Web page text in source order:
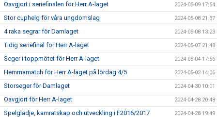
Oavgjort i seriefinalen för Herr A-laget 2024-05-09 17:54
Stor cuphelg för våra ungdomslag 2024-05-08 21:37
4 raka segrar för Damlaget 2024-05-08 13:23
Tidig seriefinal för Herr A-laget 2024-05-07 21:48
Seger i toppmötet för Herr A-laget 2024-05-04 17:56
Hemmamatch för Herr A-laget på lördag 4/5 2024-05-02 14:06
Storseger för Damlaget 2024-04-30 10:01
Oavgjort för Herr A-laget 2024-04-28 20:48
Spelglädje, kamratskap och utveckling i F2016/2017 2024-04-28 19:49